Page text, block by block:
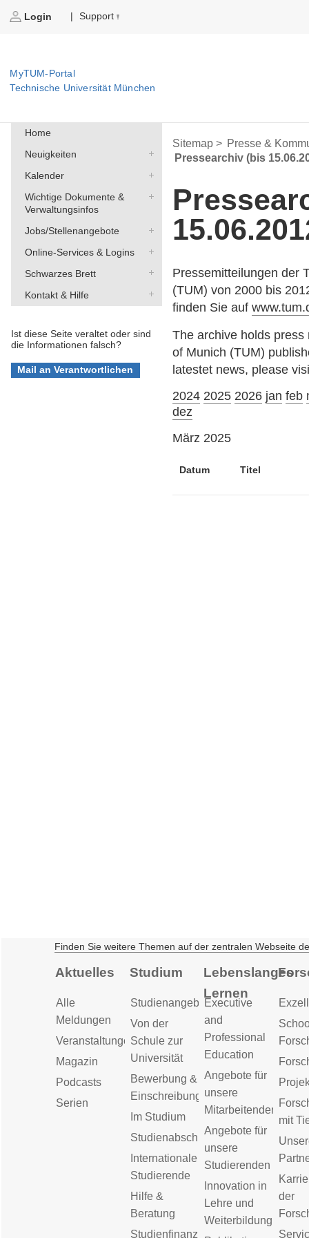
Login | Support
MyTUM-Portal
Technische Universität München
Home
Neuigkeiten
Kalender
Wichtige Dokumente &
Verwaltungsinfos
Jobs/Stellenangebote
Online-Services & Logins
Schwarzes Brett
Kontakt & Hilfe
Ist diese Seite veraltet oder sind
die Informationen falsch?
Sitemap > Presse &
Pressearchiv (bis
Pressemitteilungen der
(TUM) von 2000 bis
finden Sie auf
The archive holds
of Munich (TUM)
latestet news, please
2024 2025 2026 jan feb
dez
März 2025
Datum Titel
Finden Sie weitere Themen auf der zentralen Webseite
Aktuelles
Alle
Meldungen
Veranstaltungen
Magazin
Podcasts
Serien
Studium
Studienangebot
Von der
Schule zur
Universität
Bewerbung &
Einschreibung
Im Studium
Studienabschluss
Internationale
Studierende
Hilfe &
Beratung
Studienfinanzierung
Lebenslanges
Lernen
Executive
and
Professional
Education
Angebote für
unsere
Mitarbeitenden
Angebote für
unsere
Studierenden
Innovation in
Lehre und
Weiterbildung
mit
der